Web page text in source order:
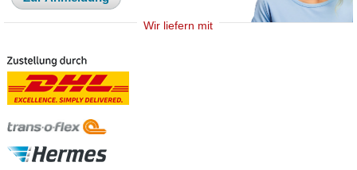
Wir liefern mit